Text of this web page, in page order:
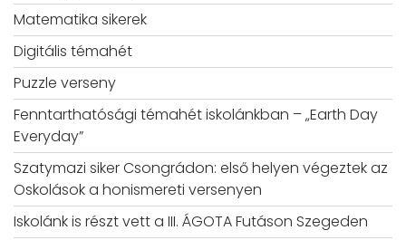
Matematika sikerek
Digitális témahét
Puzzle verseny
Fenntarthatósági témahét iskolánkban – „Earth Day
Everyday”
Szatymazi siker Csongrádon: első helyen végeztek az
Oskolások a honismereti versenyen
Iskolánk is részt vett a III. ÁGOTA Futáson Szegeden